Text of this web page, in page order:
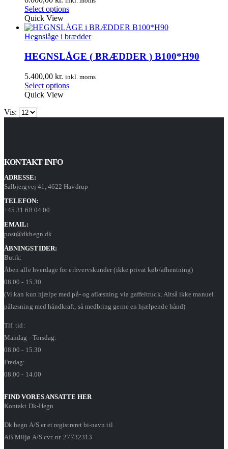
Select options
Quick View
Hegnslåge i brædder
HEGNSLÅGE ( BRÆDDER ) B100*H90
5.400,00 kr. inkl. moms
Select options
Quick View
Vis:
KONTAKT INFO
ADRESSE:
Salbjergvej 41, 4622 Havdrup
TELEFON:
+45 31 68 04 00
EMAIL:
post@dkhegn.dk
ÅBNINGSTIDER:
Butik:
Åben alle hverdage for erhvervskunder (ikke privat køb/afhentning)
08.00 - 15.30
(Vi kan kun hjælpe med på- og aflæsning via gaffeltruck. Altså ikke manuel
pålæsning med håndkraft, så medbring gerne en hjælpende hånd)
Tlf. tid:
Mandag - Torsdag:
08.00 - 15.30
Fredag:
08.00 - 14.00
FIND VORES ANSATTE HER
Kontakt Dk-Hegn
Dk.hegn A/S er et registreret bi-navn til
AB Miljø A/S cvr. nr. 27732313